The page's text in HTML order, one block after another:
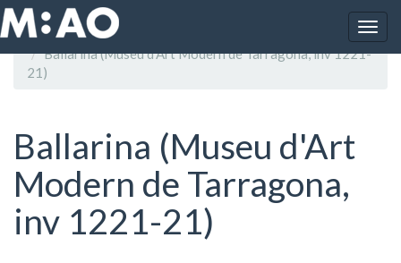
Vés al contingut
Inici
Ballarina (Museu d'Art Modern de Tarragona, inv 1221-
21)
Ballarina (Museu d'Art
Modern de Tarragona,
inv 1221-21)